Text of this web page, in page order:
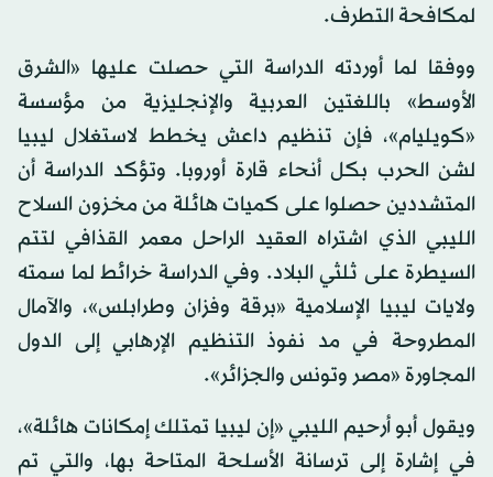
لمكافحة التطرف.
ووفقا لما أوردته الدراسة التي حصلت عليها «الشرق
الأوسط» باللغتين العربية والإنجليزية من مؤسسة
«كويليام»، فإن تنظيم داعش يخطط لاستغلال ليبيا
لشن الحرب بكل أنحاء قارة أوروبا. وتؤكد الدراسة أن
المتشددين حصلوا على كميات هائلة من مخزون السلاح
الليبي الذي اشتراه العقيد الراحل معمر القذافي لتتم
السيطرة على ثلثي البلاد. وفي الدراسة خرائط لما سمته
ولايات ليبيا الإسلامية «برقة وفزان وطرابلس»، والآمال
المطروحة في مد نفوذ التنظيم الإرهابي إلى الدول
المجاورة «مصر وتونس والجزائر».
ويقول أبو أرحيم الليبي «إن ليبيا تمتلك إمكانات هائلة»،
في إشارة إلى ترسانة الأسلحة المتاحة بها، والتي تم